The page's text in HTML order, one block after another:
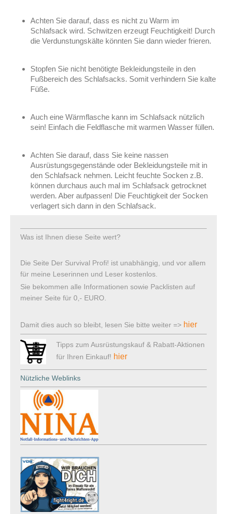
Achten Sie darauf, dass es nicht zu Warm im
Schlafsack wird. Schwitzen erzeugt Feuchtigkeit! Durch
die Verdunstungskälte könnten Sie dann wieder frieren.
Stopfen Sie nicht benötigte Bekleidungsteile in den
Fußbereich des Schlafsacks. Somit verhindern Sie kalte
Füße.
Auch eine Wärmflasche kann im Schlafsack nützlich
sein! Einfach die Feldflasche mit warmen Wasser füllen.
Achten Sie darauf, dass Sie keine nassen
Ausrüstungsgegenstände oder Bekleidungsteile mit in
den Schlafsack nehmen. Leicht feuchte Socken z.B.
können durchaus auch mal im Schlafsack getrocknet
werden. Aber aufpassen! Die Feuchtigkeit der Socken
verlagert sich dann in den Schlafsack.
Was ist Ihnen diese Seite wert?
Die Seite Der Survival Profi! ist unabhängig, und vor allem
für meine Leserinnen und Leser kostenlos.
Sie bekommen alle Informationen sowie Packlisten auf
meiner Seite für 0,- EURO.
Damit dies auch so bleibt, lesen Sie bitte weiter => hier
Tipps zum Ausrüstungskauf & Rabatt-Aktionen
für Ihren Einkauf! hier
Nützliche Weblinks